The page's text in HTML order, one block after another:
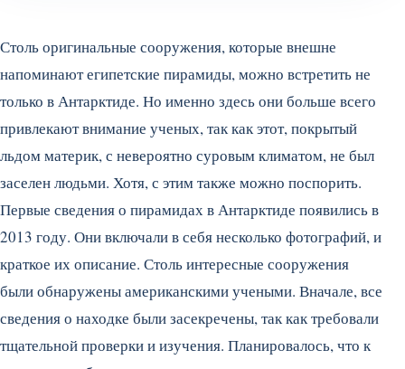
Столь оригинальные сооружения, которые внешне
напоминают египетские пирамиды, можно встретить не
только в Антарктиде. Но именно здесь они больше всего
привлекают внимание ученых, так как этот, покрытый
льдом материк, с невероятно суровым климатом, не был
заселен людьми. Хотя, с этим также можно поспорить.
Первые сведения о пирамидах в Антарктиде появились в
2013 году. Они включали в себя несколько фотографий, и
краткое их описание. Столь интересные сооружения
были обнаружены американскими учеными. Вначале, все
сведения о находке были засекречены, так как требовали
тщательной проверки и изучения. Планировалось, что к